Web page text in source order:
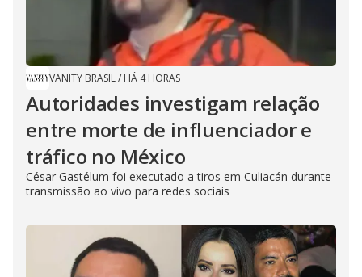
VANITY BRASIL/ HÁ 4 HORAS
Autoridades investigam relação
entre morte de influenciador e
tráfico no México
César Gastélum foi executado a tiros em Culiacán durante
transmissão ao vivo para redes sociais